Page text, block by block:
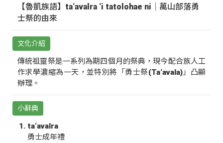
【魯凱族語】ta‘avalra ‘i tatolohae ni｜萬山部落勇
士祭的由來
文化介紹
傳統祖靈祭是一系列為期四個月的祭典，現今配合族人工
作求學濃縮為一天，並特別將「勇士祭(Ta‘avala)」凸顯
辦理。
小辭典
ta‘avalra
勇士成年禮